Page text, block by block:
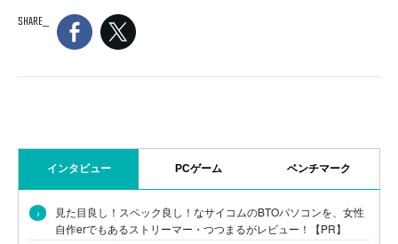
SHARE
インタビュー PCゲーム ベンチマーク
›
見た目良し！スペック良し！なサイコムのBTOパソコンを、女性
自作erでもあるストリーマー・つつまるがレビュー！【PR】